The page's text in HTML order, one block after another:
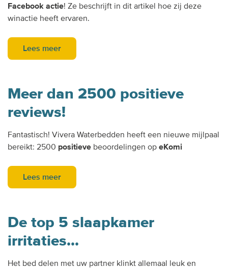
Facebook actie! Ze beschrijft in dit artikel hoe zij deze
winactie heeft ervaren.
Lees meer
Meer dan 2500 positieve
reviews!
Fantastisch! Vivera Waterbedden heeft een nieuwe mijlpaal
bereikt: 2500 positieve beoordelingen op eKomi
Lees meer
De top 5 slaapkamer
irritaties...
Het bed delen met uw partner klinkt allemaal leuk en